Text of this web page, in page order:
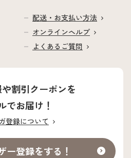
配送・お支払い方法
オンラインヘルプ
よくあるご質問
割引クーポンを
でお届け！
登録について
ー登録をする！